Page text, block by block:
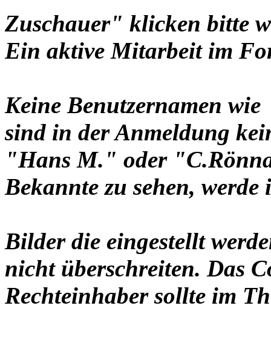
Zuschauer" klicken bitte
Ein aktive Mitarbeit im
Keine Benutzernamen
sind in der Anmeldung
"Hans M." oder
Bekannte zu sehen,
Bilder die eingestellt
nicht überschreiten. Das
Rechteinhaber sollte im